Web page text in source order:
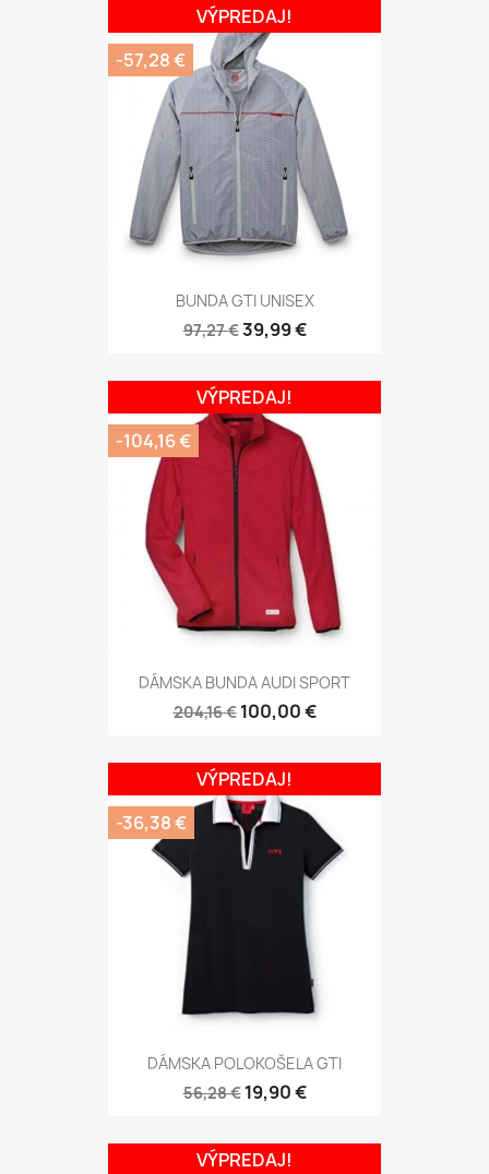
BUNDA GTI UNISEX
97,27 €39,99 €
VÝPREDAJ!
-57,28 €
DÁMSKA BUNDA AUDI SPORT
204,16 € 100,00 €
VÝPREDAJ!
-104,16 €
DÁMSKA POLOKOŠELA GTI
56,28 € 19,90 €
VÝPREDAJ!
-36,38 €
VÝPREDAJ!